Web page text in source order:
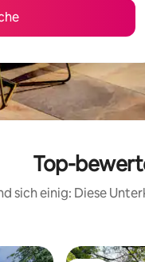
Top-
sich einig: Diese